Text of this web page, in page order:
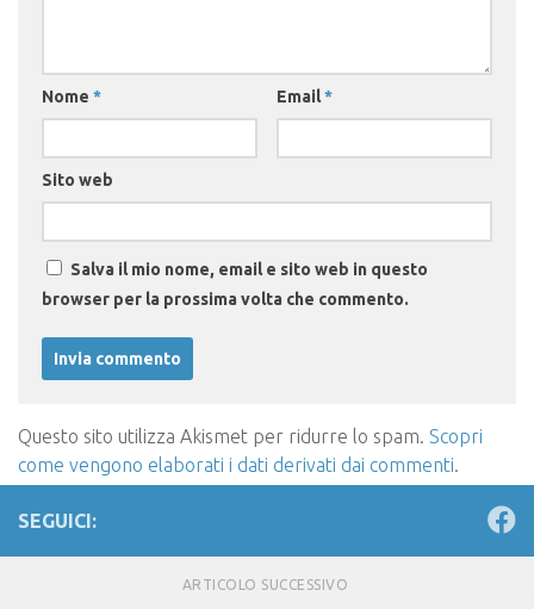
Nome * Email*
Sito web
Salva il mio nome, email e sito web in questo
browser per la prossima volta che commento.
Questo sito utilizza Akismet per ridurre lo spam. Scopri
come vengono elaborati i dati derivati dai commenti.
SEGUICI:
ARTICOLO SUCCESSIVO